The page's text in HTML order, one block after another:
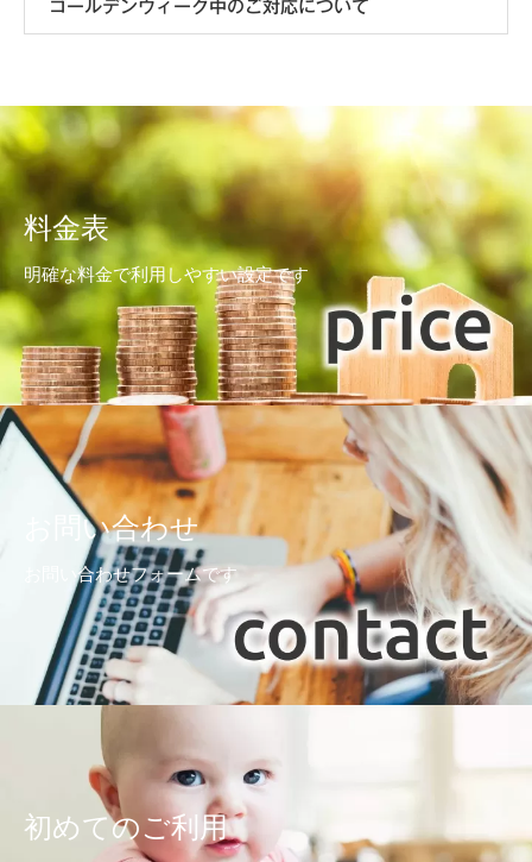
ゴールデンウィーク中のご対応について
料金表
明確な料金で利用しやすい設定です
お問い合わせ
お問い合わせフォームです
初めてのご利用